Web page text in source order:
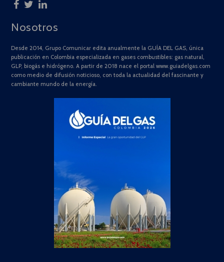
Nosotros
Desde 2014, Grupo Comunicar edita anualmente la GUÍA DEL GAS, única
publicación en Colombia especializada en gases combustibles: gas natural,
GLP, biogás e hidrógeno. A partir de 2018 nace el portal www.guiadelgas.com
como medio de difusión noticioso, con toda la actualidad del fascinante y
cambiante mundo de la energía.